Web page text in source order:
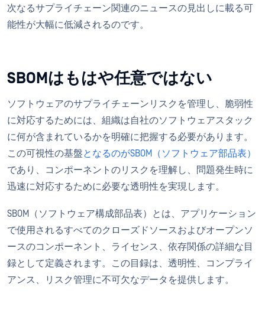
次なるサプライチェーン関連のニュースの見出しに載る可
能性が大幅に低減されるのです。
SBOMはもはや任意ではない
ソフトウェアのサプライチェーンリスクを管理し、脆弱性
に対応するためには、組織は自社のソフトウェアスタック
に何が含まれているかを明確に把握する必要があります。
この可視性の基盤となるのがSBOM（ソフトウェア部品表）
であり、コンポーネントのリスクを理解し、問題発生時に
迅速に対応するために必要な透明性を実現します。
SBOM（ソフトウェア構成部品表）とは、アプリケーション
で使用されるすべてのクローズドソースおよびオープンソ
ースのコンポーネント、ライセンス、依存関係の詳細な目
録として定義されます。この目録は、透明性、コンプライ
アンス、リスク管理に不可欠なデータを提供します。